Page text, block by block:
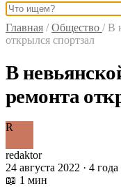
Главная / Общество / В
открылся спортзал
В
ремонта
R
redaktor
24 августа 2022 · 4 года
📖 1 мин